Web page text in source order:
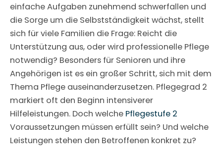
einfache Aufgaben zunehmend schwerfallen und
die Sorge um die Selbstständigkeit wächst, stellt
sich für viele Familien die Frage: Reicht die
Unterstützung aus, oder wird professionelle Pflege
notwendig? Besonders für Senioren und ihre
Angehörigen ist es ein großer Schritt, sich mit dem
Thema Pflege auseinanderzusetzen. Pflegegrad 2
markiert oft den Beginn intensiverer
Hilfeleistungen. Doch welche Pflegestufe 2
Voraussetzungen müssen erfüllt sein? Und welche
Leistungen stehen den Betroffenen konkret zu?